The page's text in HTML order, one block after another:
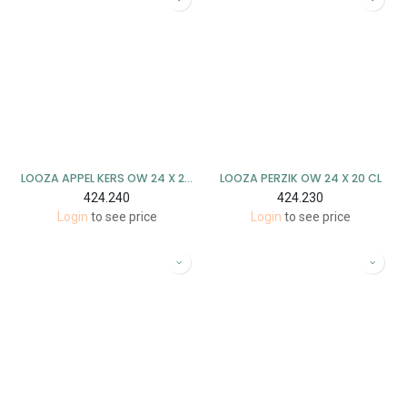
LOOZA APPEL KERS OW 24 X 20 CL
424.240
Login to see price
LOOZA PERZIK OW 24 X 20 CL
424.230
Login to see price